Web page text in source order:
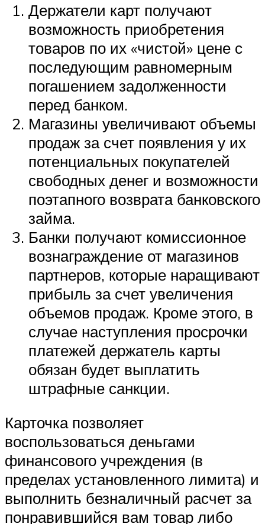
Держатели карт получают
возможность приобретения
товаров по их «чистой» цене с
последующим равномерным
погашением задолженности
перед банком.
Магазины увеличивают объемы
продаж за счет появления у их
потенциальных покупателей
свободных денег и возможности
поэтапного возврата банковского
займа.
Банки получают комиссионное
вознаграждение от магазинов
партнеров, которые наращивают
прибыль за счет увеличения
объемов продаж. Кроме этого, в
случае наступления просрочки
платежей держатель карты
обязан будет выплатить
штрафные санкции.
Карточка позволяет
воспользоваться деньгами
финансового учреждения (в
пределах установленного лимита) и
выполнить безналичный расчет за
понравившийся вам товар либо